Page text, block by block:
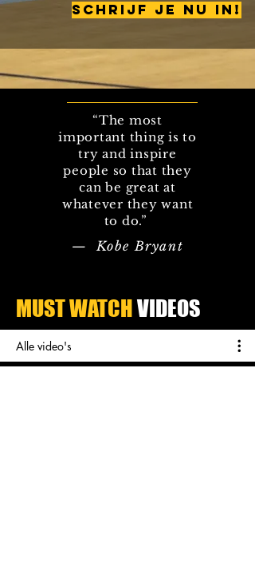
SCHRIJF JE NU IN!
“The most
important thing is to
try and inspire
people so that they
can be great at
whatever they want
to do.”
— Kobe Bryant
MUST WATCHVIDEOS
Alle video's